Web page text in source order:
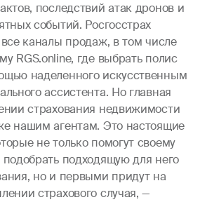
последствий атак дронов и
событий. Росгосстрах
каналы продаж, в том числе
RGS.online, где выбрать полис
наделенного искусственным
ассистента. Но главная
страхования недвижимости
нашим агентам. Это настоящие
не только помогут своему
подобрать подходящую для него
но и первыми придут на
страхового случая, —